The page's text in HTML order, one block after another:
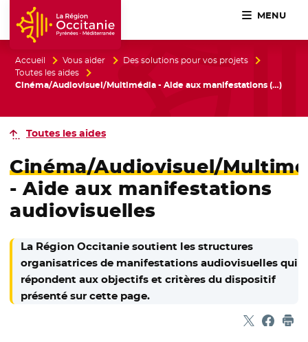
Accueil Région Occitanie / Pyrénées-Méditerranée
MENU
Accueil Vous aider
Des solutions pour vos projets
Toutes les aides
Cinéma/Audiovisuel/Multimédia - Aide aux manifestations (…)
Toutes les aides
Cinéma/Audiovisuel/
- Aide aux manifestations
audiovisuelles
La Région Occitanie soutient les structures
organisatrices de manifestations audiovisuelles qui
répondent aux objectifs et critères du dispositif
présenté sur cette page.
Partager
- Nouvelle
-